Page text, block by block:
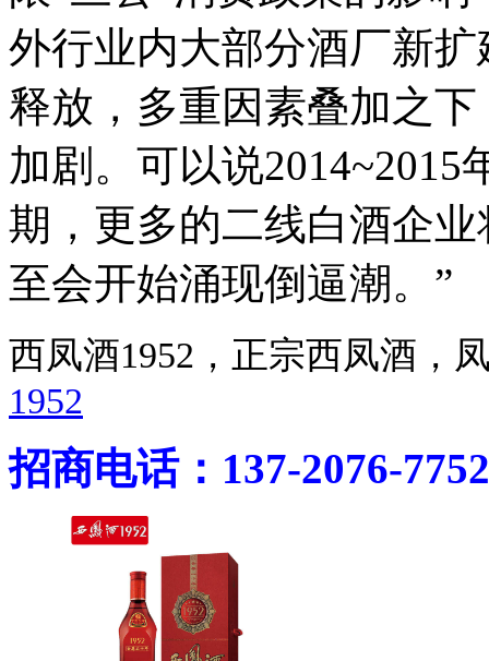
外行业内大部分酒厂新
释放，多重因素叠加之
加剧。可以说
期，更多的二线白酒企
至会开始涌现倒逼潮。”
西凤酒1952，正宗西凤酒
1952
招商电话：137-2076-7752